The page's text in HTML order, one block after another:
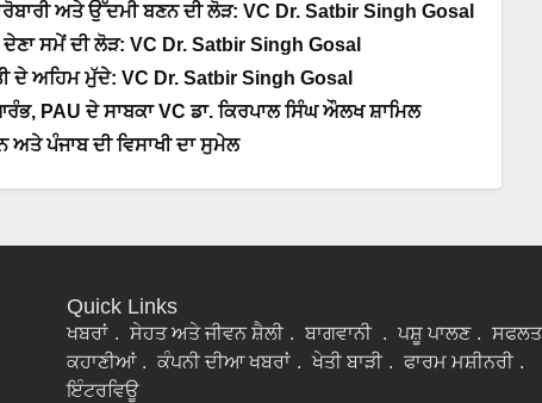
ਅਤੇ ਉੱਦਮੀ ਬਣਨ ਦੀ ਲੋੜ: VC Dr. Satbir Singh Gosal
ਸਮੇਂ ਦੀ ਲੋੜ: VC Dr. Satbir Singh Gosal
ਦੇ ਅਹਿਮ ਮੁੱਦੇ: VC Dr. Satbir Singh Gosal
PAU ਦੇ ਸਾਬਕਾ VC ਡਾ. ਕਿਰਪਾਲ ਸਿੰਘ ਔਲਖ ਸ਼ਾਮਿਲ
ਪੰਜਾਬ ਦੀ ਵਿਸਾਖੀ ਦਾ ਸੁਮੇਲ
Quick Links
ਖਬਰਾਂ ਸੇਹਤ ਅਤੇ ਜੀਵਨ ਸ਼ੈਲੀ ਬਾਗਵਾਨੀ ਪਸ਼ੂ ਪਾਲਣ
ਕਹਾਣੀਆਂ
ਕੰਪਨੀ ਦੀਆ ਖਬਰਾਂ ਖੇਤੀ ਬਾੜੀ
ਫਾਰਮ ਮਸ਼ੀਨਰੀ
ਇੰਟਰਵਿਊ